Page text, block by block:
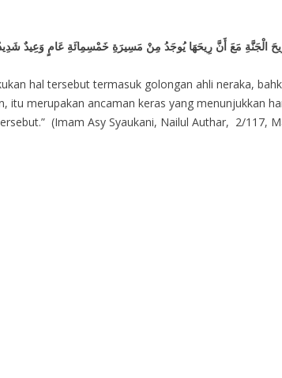
رِيحَ الْجَنَّةِ مَعَ أَنَّ رِيحَهَا يُوجَدُ مِنْ مَسِيرَةِ خَمْسِمِائَةِ عَامٍ
hal tersebut termasuk golongan ahli neraka,
merupakan ancaman keras yang menunjukkan
(Imam Asy Syaukani, Nailul Authar, 2/117,